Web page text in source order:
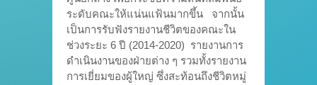
ระดับคณะให้แน่นแฟ้นมากขึ้น จากนั้น
เป็นการรับฟังรายงานชีวิตของคณะใน
ช่วงระยะ 6 ปี (2014-2020) รายงานการ
ดำเนินงานของฝ่ายต่าง ๆ รวมทั้งรายงาน
การเยี่ยมของผู้ใหญ่ ซึ่งสะท้อนถึงชีวิตหมู่